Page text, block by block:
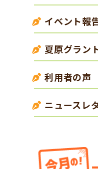
イベント報
夏原グラン
利用者の声
ニュースレ